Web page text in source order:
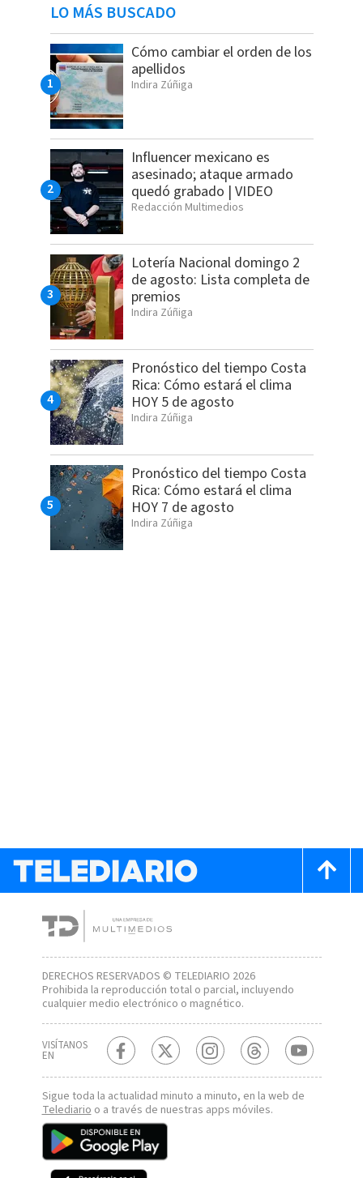
LO MÁS BUSCADO
Cómo cambiar el orden de los
apellidos
Indira Zúñiga
Influencer mexicano es
asesinado; ataque armado
quedó grabado | VIDEO
Redacción Multimedios
Lotería Nacional domingo 2
de agosto: Lista completa de
premios
Indira Zúñiga
Pronóstico del tiempo Costa
Rica: Cómo estará el clima
HOY 5 de agosto
Indira Zúñiga
Pronóstico del tiempo Costa
Rica: Cómo estará el clima
HOY 7 de agosto
Indira Zúñiga
DERECHOS RESERVADOS © TELEDIARIO 2026
Prohibida la reproducción total o parcial, incluyendo
cualquier medio electrónico o magnético.
VISÍTANOS
EN
Sigue toda la actualidad minuto a minuto, en la web de
Telediarioo a través de nuestras apps móviles.